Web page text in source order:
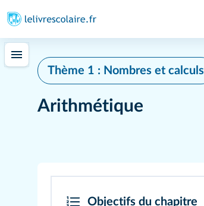
Thème 1 : Nombres et calculs
Arithmétique
Objectifs du chapitre